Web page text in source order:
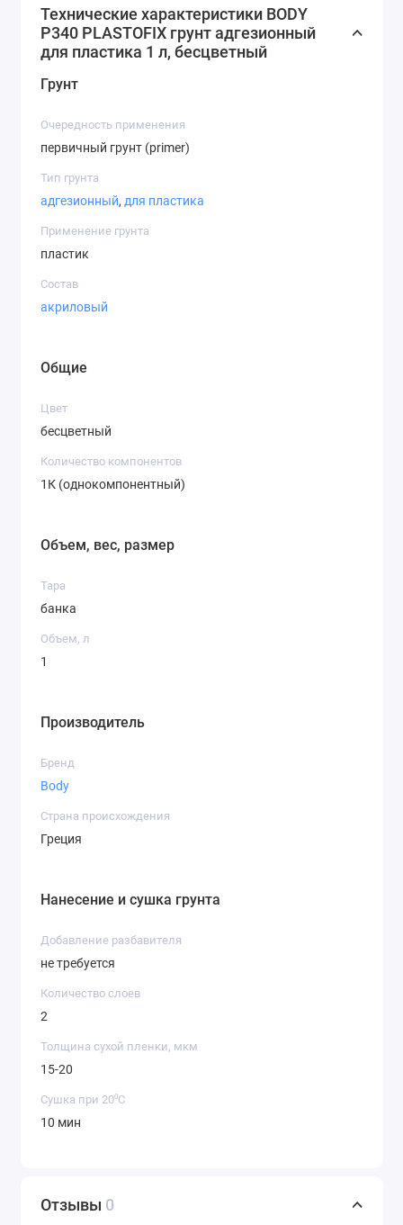
Технические характеристики BODY
P340 PLASTOFIX грунт адгезионный
для пластика 1 л, бесцветный
Грунт
Очередность применения
первичный грунт (primer)
Тип грунта
адгезионный, для пластика
Применение грунта
пластик
Состав
акриловый
Общие
Цвет
бесцветный
Количество компонентов
1К (однокомпонентный)
Объем, вес, размер
Тара
банка
Объем, л
1
Производитель
Бренд
Body
Страна происхождения
Греция
Нанесение и сушка грунта
Добавление разбавителя
не требуется
Количество слоев
2
Толщина сухой пленки, мкм
15-20
Сушка при 20⁰С
10 мин
Отзывы 0